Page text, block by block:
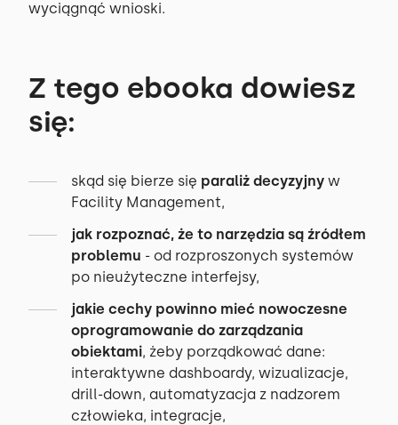
wyciągnąć wnioski.
Z tego ebooka dowiesz
się:
skąd się bierze się paraliż decyzyjny w
Facility Management,
jak rozpoznać, że to narzędzia są źródłem
problemu - od rozproszonych systemów
po nieużyteczne interfejsy,
jakie cechy powinno mieć nowoczesne
oprogramowanie do zarządzania
obiektami, żeby porządkować dane:
interaktywne dashboardy, wizualizacje,
drill-down, automatyzacja z nadzorem
człowieka, integracje,